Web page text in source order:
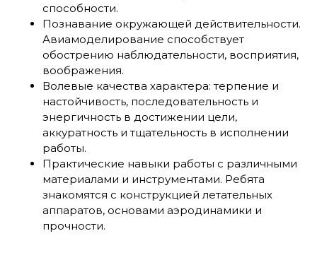
способности.
Познавание окружающей действительности.
Авиамоделирование способствует
обострению наблюдательности, восприятия,
воображения.
Волевые качества характера: терпение и
настойчивость, последовательность и
энергичность в достижении цели,
аккуратность и тщательность в исполнении
работы.
Практические навыки работы с различными
материалами и инструментами. Ребята
знакомятся с конструкцией летательных
аппаратов, основами аэродинамики и
прочности.